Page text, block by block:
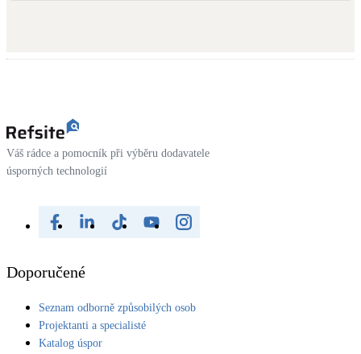
Váš rádce a pomocník při výběru dodavatele
úsporných technologií
Doporučené
Seznam odborně způsobilých osob
Projektanti a specialisté
Katalog úspor